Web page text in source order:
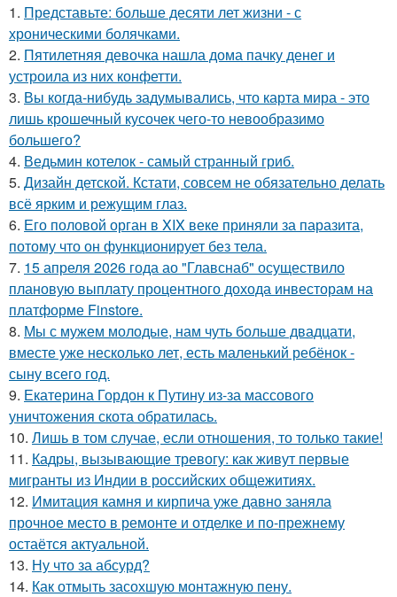
1. Представьте: больше десяти лет жизни - с
хроническими болячками.
2. Пятилетняя девочка нашла дома пачку денег и
устроила из них конфетти.
3. Вы когда-нибудь задумывались, что карта мира - это
лишь крошечный кусочек чего-то невообразимо
большего?
4. Ведьмин котелок - самый странный гриб.
5. Дизайн детской. Кстати, совсем не обязательно делать
всё ярким и режущим глаз.
6. Его половой орган в XIX веке приняли за паразита,
потому что он функционирует без тела.
7. 15 апреля 2026 года ао "Главснаб" осуществило
плановую выплату процентного дохода инвесторам на
платформе Finstore.
8. Мы с мужем молодые, нам чуть больше двадцати,
вместе уже несколько лет, есть маленький ребёнок -
сыну всего год.
9. Екатерина Гордон к Путину из-за массового
уничтожения скота обратилась.
10. Лишь в том случае, если отношения, то только такие!
11. Кадры, вызывающие тревогу: как живут первые
мигранты из Индии в российских общежитиях.
12. Имитация камня и кирпича уже давно заняла
прочное место в ремонте и отделке и по-прежнему
остаётся актуальной.
13. Ну что за абсурд?
14. Как отмыть засохшую монтажную пену.